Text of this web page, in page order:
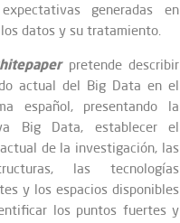
generadas en
datos y su tratamiento.
pretende describir
actual del Big Data en el
español, presentando la
Big Data, establecer el
de la investigación, las
las tecnologías
y los espacios disponibles
los puntos fuertes y